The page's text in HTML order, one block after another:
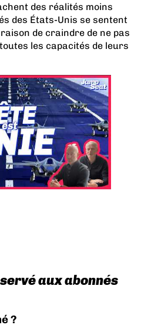
des réalités moins
des États-Unis se sentent
de craindre de ne pas
les capacités de leurs
aux abonnés
?